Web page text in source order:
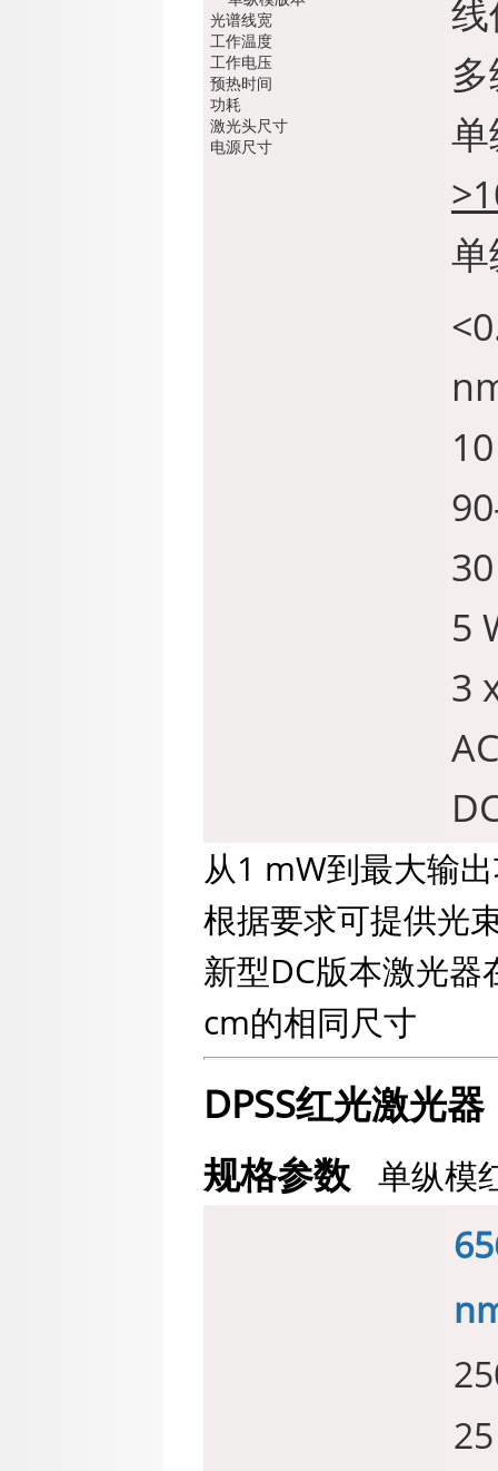
光谱线宽
工作温度
工作电压
预热时间
功耗
激光头尺寸
电源尺寸
5
3
从1 mW到最大输
根据要求可提供光
新型DC版本激光
cm的相同尺寸
DPSS红光激光器
规格参数 单纵模